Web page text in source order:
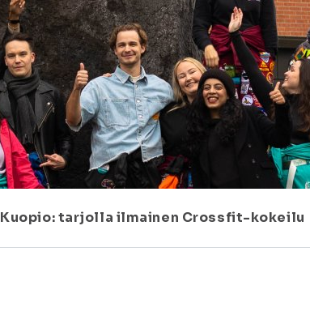
Kuopio: tarjolla ilmainen Crossfit-kokeilu